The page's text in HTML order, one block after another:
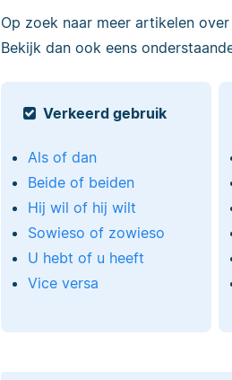
Op zoek naar meer artikelen
Bekijk dan ook eens
Verkeerd gebruik
Als of dan
Beide of beiden
Hij wil of hij wilt
Sowieso of zowieso
U hebt of u heeft
Vice versa